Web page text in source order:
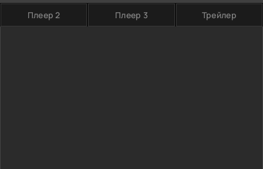
Плеер 2 Плеер 3 Трейлер